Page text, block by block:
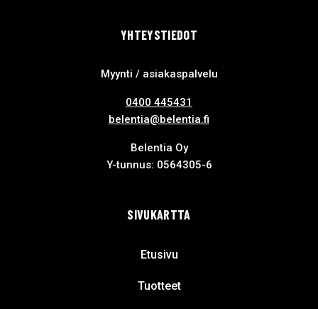
YHTEYSTIEDOT
Myynti / asiakaspalvelu
0400 445431
belentia@belentia.fi
Belentia Oy
Y-tunnus: 0564305-6
SIVUKARTTA
Etusivu
Tuotteet